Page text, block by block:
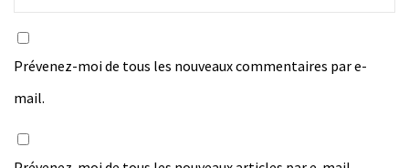
Prévenez-moi de tous les nouveaux commentaires par e-
mail.